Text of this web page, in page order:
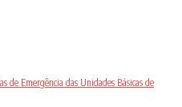
de Emergência das Unidades Básicas de